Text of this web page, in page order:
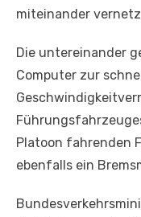
miteinander
Die untereinander
Computer zur
Platoon fahrenden
ebenfalls ein